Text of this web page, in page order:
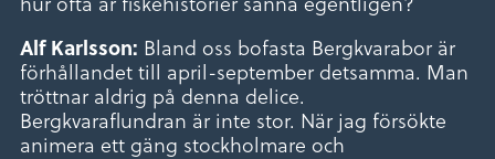
Alf Karlsson: Bland oss bofasta Bergkvarabor är
förhållandet till april-september detsamma. Man
tröttnar aldrig på denna delice.
Bergkvaraflundran är inte stor. När jag försökte
animera ett gäng stockholmare och